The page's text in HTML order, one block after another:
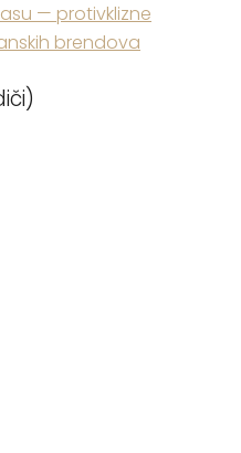
— protivklizne
brendova